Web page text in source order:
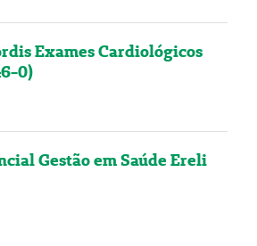
Exames Cardiológicos
0)
Gestão em Saúde Ereli